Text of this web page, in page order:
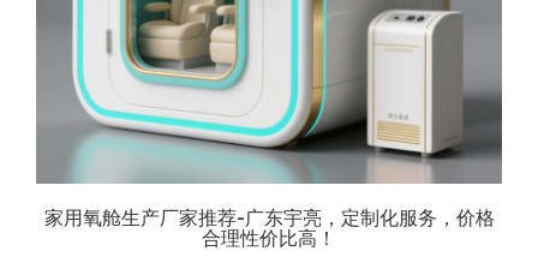
家用氧舱生产厂家推荐-广东宇亮，定制化服务，价格
合理性价比高！